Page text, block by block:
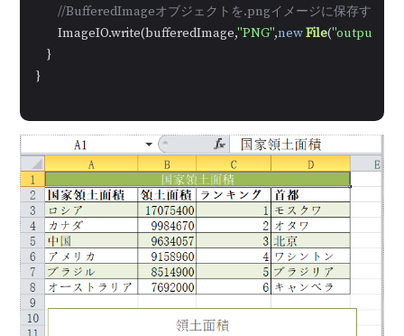
//BufferedImageオブジェクトを.pngイメージに保存する
        ImageIO.write(bufferedImage,
"PNG",newFile("output/
    }
}